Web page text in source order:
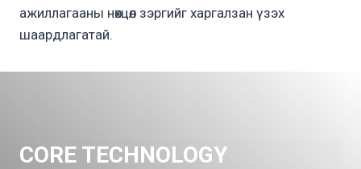
ажиллагааны нөхцөл зэргийг харгалзан үзэх
шаардлагатай.
CORE TECHNOLOGY